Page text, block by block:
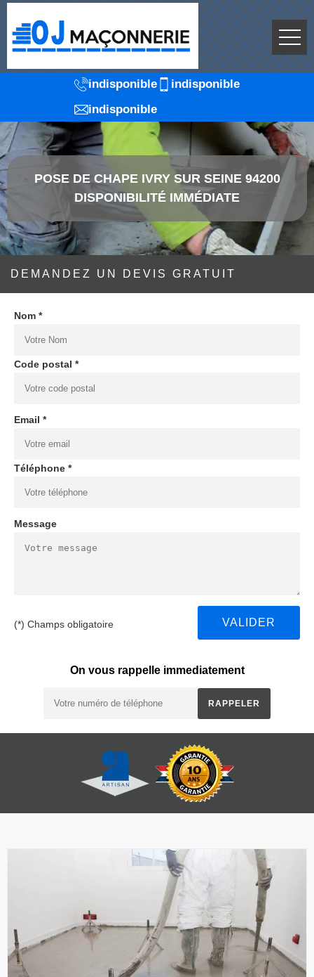
indisponible
indisponible
indisponible
POSE DE CHAPE IVRY SUR SEINE 94200
DISPONIBILITÉ IMMÉDIATE
DEMANDEZ UN DEVIS GRATUIT
Nom *
Code postal *
Email *
Téléphone *
Message
(*) Champs obligatoire
On vous rappelle immediatement